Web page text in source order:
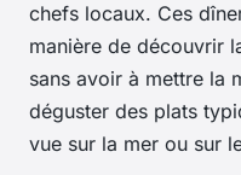
chefs locaux. Ces
manière de découvrir
sans avoir à mettre la
déguster des plats
vue sur la mer ou sur